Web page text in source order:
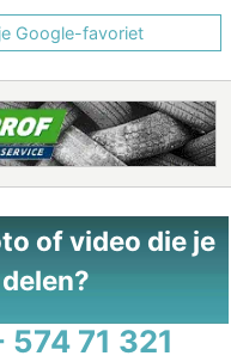
Google-favoriet
of video die je
574 71 321